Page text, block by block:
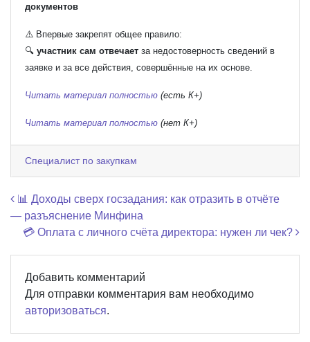
документов
⚠️ Впервые закрепят общее правило:
🔍 участник сам отвечает за недостоверность сведений в
заявке и за все действия, совершённые на их основе.
Читать материал полностью (есть К+)
Читать материал полностью (нет К+)
Специалист по закупкам
Навигация по записям
📊 Доходы сверх госзадания: как отразить в отчёте
— разъяснение Минфина
💳 Оплата с личного счёта директора: нужен ли чек?
Добавить комментарий
Для отправки комментария вам необходимо
авторизоваться.